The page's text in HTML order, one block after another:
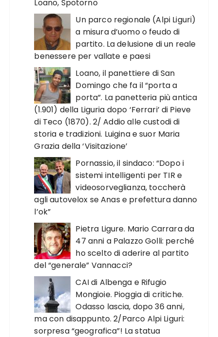
Loano, Spotorno
Un parco regionale (Alpi Liguri)
a misura d’uomo o feudo di
partito. La delusione di un reale
benessere per vallate e paesi
Loano, il panettiere di San
Domingo che fa il “porta a
porta”. La panetteria più antica
(1.901) della Liguria dopo ‘Ferrari’ di Pieve
di Teco (1870). 2/ Addio alle custodi di
storia e tradizioni. Luigina e suor Maria
Grazia della ‘Visitazione’
Pornassio, il sindaco: “Dopo i
sistemi intelligenti per TIR e
videosorveglianza, toccherà
agli autovelox se Anas e prefettura danno
l’ok”
Pietra Ligure. Mario Carrara da
47 anni a Palazzo Golli: perché
ho scelto di aderire al partito
del “generale” Vannacci?
CAI di Albenga e Rifugio
Mongioie. Pioggia di critiche.
Odasso lascia, dopo 36 anni,
ma con disappunto. 2/Parco Alpi Liguri:
sorpresa “geografica”! La statua